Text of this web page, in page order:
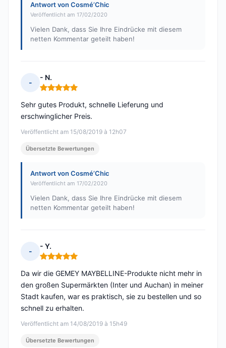
Antwort von Cosmé’Chic
Veröffentlicht am 17/02/2020
Vielen Dank, dass Sie Ihre Eindrücke mit diesem
netten Kommentar geteilt haben!
-
- N.
Hinweis: 5 von 5
Veröffentlicht am 15/08/2019 à 12h07
Sehr gutes Produkt, schnelle Lieferung und
erschwinglicher Preis.
Übersetzte Bewertungen
Antwort von Cosmé’Chic
Veröffentlicht am 17/02/2020
Vielen Dank, dass Sie Ihre Eindrücke mit diesem
netten Kommentar geteilt haben!
-
- Y.
Hinweis: 5 von 5
Veröffentlicht am 14/08/2019 à 15h49
Da wir die GEMEY MAYBELLINE-Produkte nicht mehr in
den großen Supermärkten (Inter und Auchan) in meiner
Stadt kaufen, war es praktisch, sie zu bestellen und so
schnell zu erhalten.
Übersetzte Bewertungen